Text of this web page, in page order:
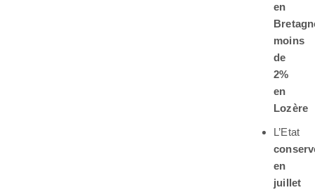
en
moins
de
2%
en
Lozère
L’Etat
en
juillet